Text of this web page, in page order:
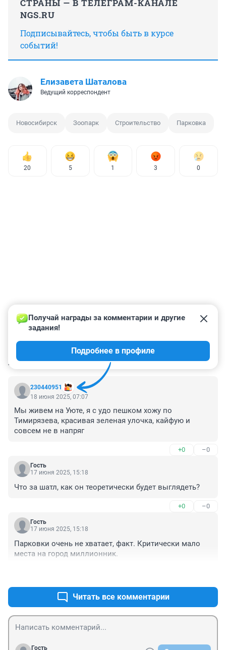
СТРАНЫ — В ТЕЛЕГРАМ-КАНАЛЕ
NGS.RU
Подписывайтесь, чтобы быть в курсе
событий!
Елизавета Шаталова
Ведущий корреспондент
Новосибирск Зоопарк Строительство Парковка
20 5 1 3 0
КОММЕНТАРИИ 101
230440951
Получай награды за комментарии и другие
задания!
Подробнее в профиле
18 июня 2025, 07:07
Мы живем на Уюте, я с удо пешком хожу по
Тимирязева, красивая зеленая улочка, кайфую и
совсем не в напряг
+0 –0
Гость
17 июня 2025, 15:18
Что за шатл, как он теоретически будет выглядеть?
+0 –0
Гость
17 июня 2025, 15:18
Парковки очень не хватает, факт. Критически мало
места на город миллионник.
Читать все комментарии
Гость